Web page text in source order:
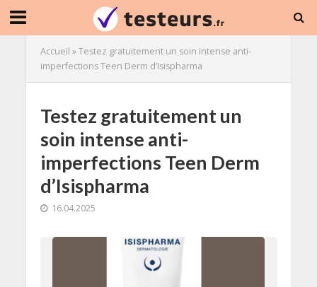
Accueil »Testez gratuitement un soin intense anti-
imperfections Teen Derm d’Isispharma
Testez gratuitement un
soin intense anti-
imperfections Teen Derm
d’Isispharma
16.04.2025